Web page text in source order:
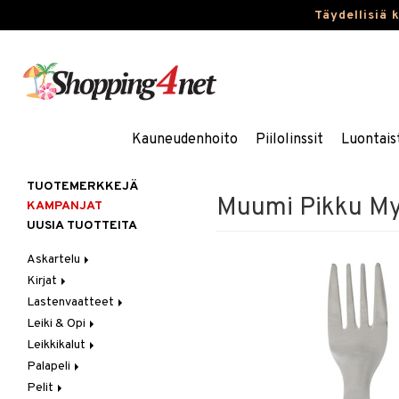
Täydellisiä
Kauneudenhoito Piilolinssit
Muumi Pikku
TUOTEMERKKEJÄ
KAMPANJAT
UUSIA TUOTTEITA
Askartelu
Askartelumateriaalit
Askartelusetti
Helmet
Koulutarvikkeet
Muovailuvaha
Piirrä ja maalaa
Kirjat
Askartelukirjat
Maalauskirjat
Päiväkirjat
Lastenvaatteet
Alaosat
Leggingsit
Alusvaatteet & Sukat
Kengät
Mekot
Leiki & Opi
Opetuslelut
Oppimispelit
Soittimet
Leikkikalut
Ajoneuvot
Autoradat
Eläimet
Palapeli
1000 palaa
Pelit